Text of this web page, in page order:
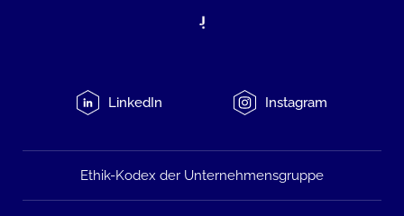
LinkedIn Instagram
Ethik-Kodex der Unternehmensgruppe